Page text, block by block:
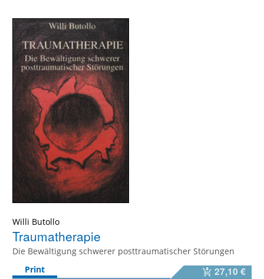
Willi Butollo
Traumatherapie
Die Bewältigung schwerer posttraumatischer Störungen
Print
27,10 €